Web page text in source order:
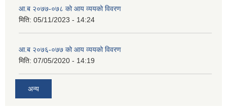
आ.ब २०७७-०७८ को आय व्ययको विवरण
मिति: 05/11/2023 - 14:24
आ.ब २०७६-०७७ को आय व्ययको विवरण
मिति: 07/05/2020 - 14:19
अन्य